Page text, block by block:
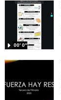
00′ 0″